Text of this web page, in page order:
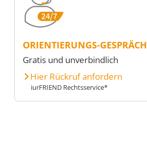
ORIENTIERUNGS-GESPRÄCH
Gratis und unverbindlich
Hier Rückruf anfordern
iurFRIEND Rechtsservice*